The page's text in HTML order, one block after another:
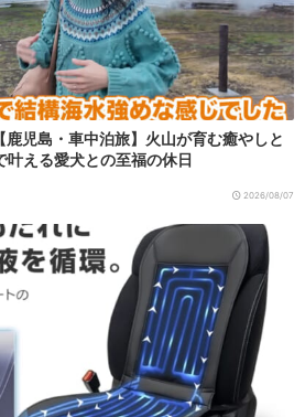
鹿児島・車中泊旅】火山が育む癒やしと
える愛犬との至福の休日
2026/08/07